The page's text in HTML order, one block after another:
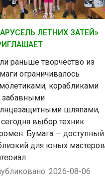
ЛЕТНИХ ЗАТЕЙ»
раньше творчество из
ограничивалось
корабликами
забавными
шляпами,
сегодня выбор техник
Бумага — доступный
для юных мастеров
2026-08-06